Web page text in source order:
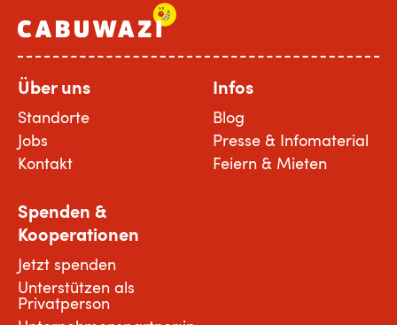
Über uns
Standorte
Jobs
Kontakt
Infos
Blog
Presse & Infomaterial
Feiern & Mieten
Spenden &
Kooperationen
Jetzt spenden
Unterstützen als
Privatperson